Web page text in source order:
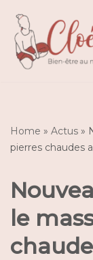
Aller
au
contenu
Home » Actus »
pierres chaudes
le